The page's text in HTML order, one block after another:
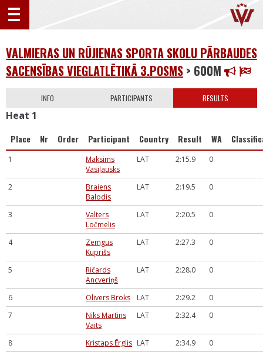
VALMIERAS UN RŪJIENAS SPORTA SKOLU PĀRBAUDES
SACENSĪBAS VIEGLATLĒTIKĀ 3.POSMS > 600M
INFO PARTICIPANTS RESULTS
Heat 1
Place Nr Order Participant Country Result WA
1
Maksims
Vasiļausks
LAT 2:15.9 0
2
Braiens
Balodis
LAT 2:19.5 0
3
Valters
Ločmelis
LAT 2:20.5 0
4
Zemgus
Kuprišs
LAT 2:27.3 0
5
Ričards
Ancveriņš
LAT 2:28.0 0
6 Olivers Broks LAT 2:29.2
0
7
Niks Martins
Vaits
LAT 2:32.4 0
8 Kristaps Ērglis LAT 2:34.9
0